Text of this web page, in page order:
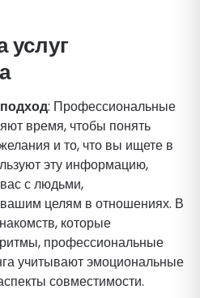
услуг
: Профессиональные
время, чтобы понять
и то, что вы ищете в
эту информацию,
с людьми,
целям в отношениях. В
которые
профессиональные
учитывают эмоциональные
совместимости.